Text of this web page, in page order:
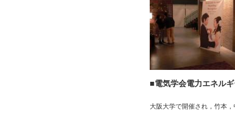
■電気学会電力エネル
大阪大学で開催され，竹本